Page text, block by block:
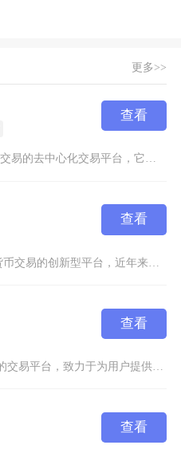
更多>>
查看
ArtexSwap是一个专注于数字货币交易的去中心化交易平台，它通过创新的技术架构解决了传
查看
查看
SLex是一家专注于数字货币交易的交易平台，致力于为用户提供安全、高效且多样化的数字资产交
查看